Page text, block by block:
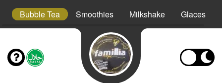
Bubble Tea Smoothies Milkshake Glaces